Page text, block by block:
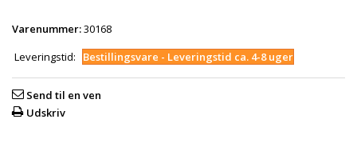
Varenummer:30168
Leveringstid:
Bestillingsvare - Leveringstid ca. 4-8 uger
Send til en ven
Udskriv